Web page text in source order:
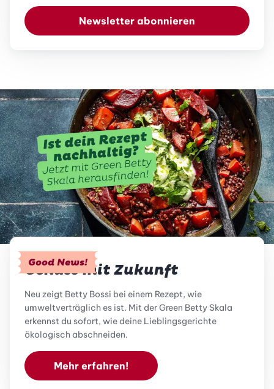
Newsletter abonnieren
Good News!
Genuss mit Zukunft
Neu zeigt Betty Bossi bei einem Rezept, wie
umweltverträglich es ist. Mit der Green Betty Skala
erkennst du sofort, wie deine Lieblingsgerichte
ökologisch abschneiden.
Mehr erfahren!